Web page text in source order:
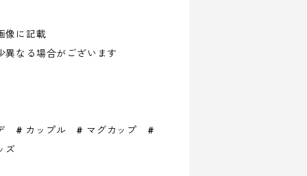
像に記載
異なる場合がございます
# カップル # マグカップ #
ズ